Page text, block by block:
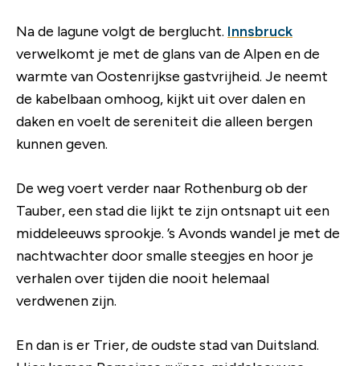
Na de lagune volgt de berglucht. Innsbruck
verwelkomt je met de glans van de Alpen en de
warmte van Oostenrijkse gastvrijheid. Je neemt
de kabelbaan omhoog, kijkt uit over dalen en
daken en voelt de sereniteit die alleen bergen
kunnen geven.
De weg voert verder naar Rothenburg ob der
Tauber, een stad die lijkt te zijn ontsnapt uit een
middeleeuws sprookje. ’s Avonds wandel je met de
nachtwachter door smalle steegjes en hoor je
verhalen over tijden die nooit helemaal
verdwenen zijn.
En dan is er Trier, de oudste stad van Duitsland.